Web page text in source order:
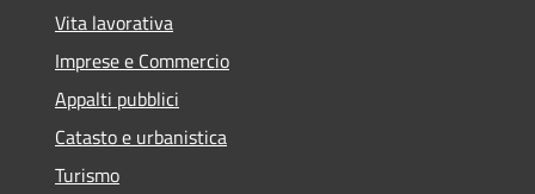
Vita lavorativa
Imprese e Commercio
Appalti pubblici
Catasto e urbanistica
Turismo